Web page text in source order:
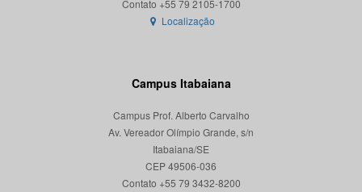
Localização
Campus Itabaiana
Campus Prof. Alberto Carvalho
Av. Vereador Olímpio Grande, s/n
Itabaiana/SE
CEP 49506-036